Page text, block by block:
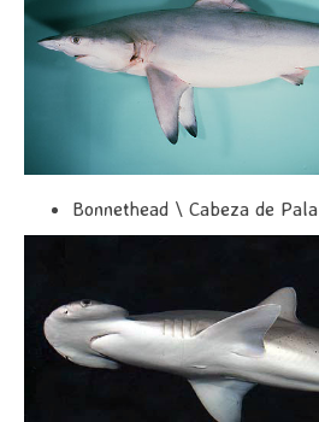
Bonnethead \ Cabeza de